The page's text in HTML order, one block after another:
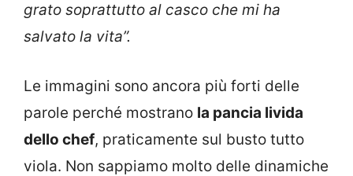
grato soprattutto al casco che mi ha
salvato la vita”.
Le immagini sono ancora più forti delle
parole perché mostrano la pancia livida
dello chef, praticamente sul busto tutto
viola. Non sappiamo molto delle dinamiche